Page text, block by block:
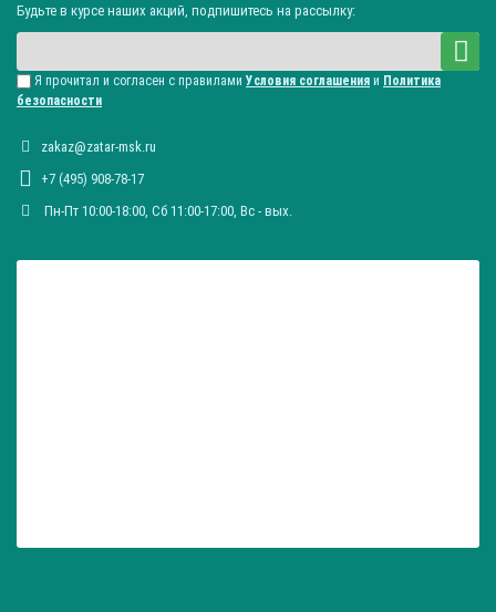
Будьте в курсе наших акций, подпишитесь на рассылку:
Я прочитал и согласен с правилами Условия соглашения и Политика
безопасности
zakaz@zatar-msk.ru
+7 (495) 908-78-17
Пн-Пт 10:00-18:00, Сб 11:00-17:00, Вc - вых.